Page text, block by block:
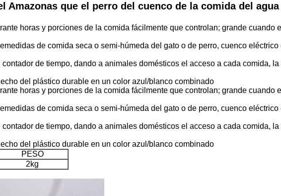
que el perro del cuenco de la comida del
horas y porciones de la comida fácilmente que controlan; grande cuando
de comida seca o semi-húmeda del gato o de perro, cuenco eléctrico
de tiempo, dando a animales domésticos el acceso a cada comida,
del plástico durable en un color azul/blanco combinado
horas y porciones de la comida fácilmente que controlan; grande cuando
de comida seca o semi-húmeda del gato o de perro, cuenco eléctrico
de tiempo, dando a animales domésticos el acceso a cada comida,
del plástico durable en un color azul/blanco combinado
PESO
2kg